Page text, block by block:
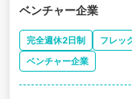
ベンチャー企業
完全週休2日制 フレッ
ベンチャー企業